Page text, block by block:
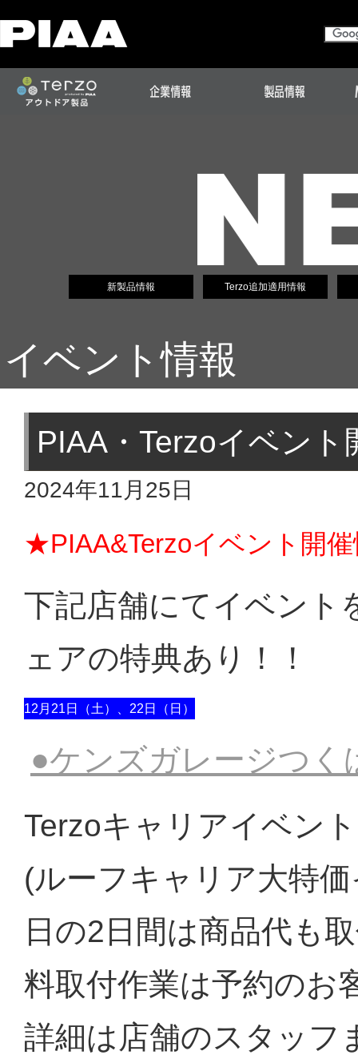
新製品情報 Terzo追加適用情報
イベント情報
PIAA・Terzoイベン
2024年11月25日
★PIAA&Terzoイベント開
下記店舗にてイベント
ェアの特典あり！！
12月21日（土）、22日（日）
●ケンズガレージつく
Terzoキャリアイベント
(ルーフキャリア大特
日の2日間は商品代も
料取付作業は予約のお
詳細は店舗のスタッフ